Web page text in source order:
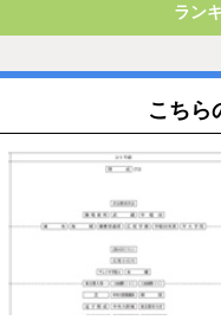
ラン
こちら